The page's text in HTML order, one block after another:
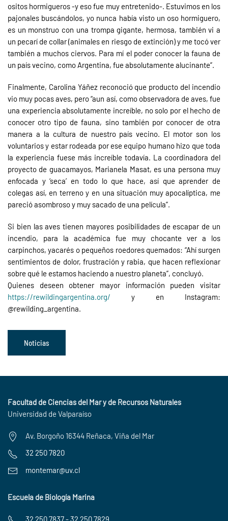
ositos hormigueros -y eso fue muy entretenido-. Estuvimos en los
pajonales buscándolos, yo nunca había visto un oso hormiguero,
es un monstruo con una trompa gigante, hermosa, también vi a
un pecarí de collar (animales en riesgo de extinción) y me tocó ver
también a muchos ciervos. Para mí el poder conocer la fauna de
un país vecino, como Argentina, fue absolutamente alucinante”.
Finalmente, Carolina Yáñez reconoció que producto del incendio
vio muy pocas aves, pero “aun así, como observadora de aves, fue
una experiencia absolutamente increíble, no solo por el hecho de
conocer otro tipo de fauna, sino también por conocer de otra
manera a la cultura de nuestro país vecino. El motor son los
voluntarios y estar rodeada por ese equipo humano hizo que toda
la experiencia fuese más increíble todavía. La coordinadora del
proyecto de guacamayos, Marianela Masat, es una persona muy
enfocada y ‘seca’ en todo lo que hace, así que aprender de
colegas así, en terreno y en una situación muy apocalíptica, me
pareció asombroso y muy sacado de una película”.
Si bien las aves tienen mayores posibilidades de escapar de un
incendio, para la académica fue muy chocante ver a los
carpinchos, yacarés o pequeños roedores quemados: “Ahí surgen
sentimientos de dolor, frustración y rabia, que hacen reflexionar
sobre qué le estamos haciendo a nuestro planeta”, concluyó.
Quienes deseen obtener mayor información pueden visitar
https://rewildingargentina.org/ y en Instagram:
@rewilding_argentina.
Noticias
Facultad de Ciencias del Mar y de Recursos Naturales
Universidad de Valparaíso
Av. Borgoño 16344 Reñaca, Viña del Mar
32 250 7820
montemar@uv.cl
Escuela de Biología Marina
32 250 7837 - 32 250 7829